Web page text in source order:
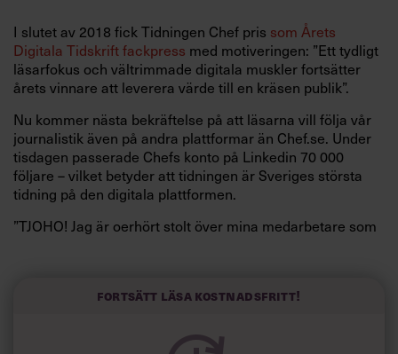
I slutet av 2018 fick Tidningen Chef pris som Årets
Digitala Tidskrift fackpress med motiveringen: ”Ett tydligt
läsarfokus och vältrimmade digitala muskler fortsätter
årets vinnare att leverera värde till en kräsen publik”.
Nu kommer nästa bekräftelse på att läsarna vill följa vår
journalistik även på andra plattformar än Chef.se. Under
tisdagen passerade Chefs konto på Linkedin 70 000
följare – vilket betyder att tidningen är Sveriges största
tidning på den digitala plattformen.
”TJOHO! Jag är oerhört stolt över mina medarbetare som
Cissi Elwin, chefredaktör och vd på Chef.
Även Calle Fleur, vice vd på Chef, kommenterar
Fortsätt läsa kostnadsfritt!